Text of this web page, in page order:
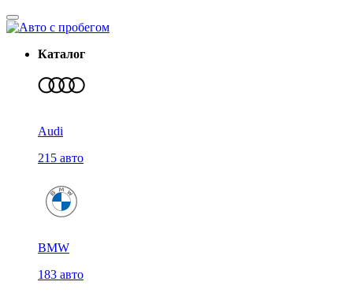
Каталог
Audi
215 авто
BMW
183 авто